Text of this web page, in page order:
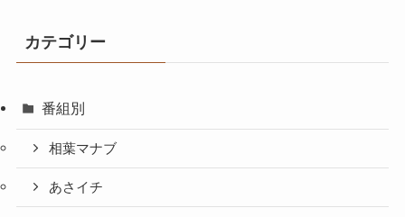
カテゴリー
番組別
相葉マナブ
あさイチ